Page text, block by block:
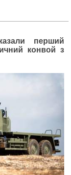
перший
конвой з